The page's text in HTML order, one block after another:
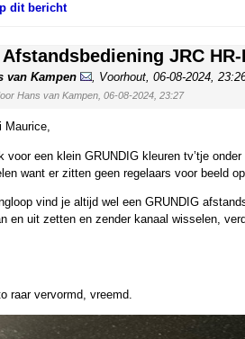
dit bericht
JRC HR-
van Kampen , Voorhout, 06-08-2024,
Hans van Kampen, 06-08-2024, 23:27
Maurice,
voor een klein GRUNDIG kleuren tv’tje
want er zitten geen regelaars voor beeld
vind je altijd wel een GRUNDIG
en uit zetten en zender kanaal wisselen,
raar vervormd, vreemd.